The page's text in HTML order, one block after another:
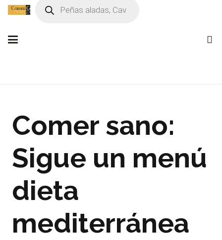
productos
Comer sano:
Sigue un menú
dieta
mediterránea